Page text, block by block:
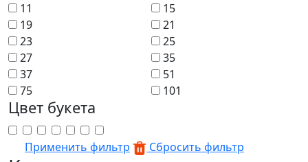
11
15
19
21
23
25
27
35
37
51
75
101
Цвет букета
Применить фильтр Сбросить фильтр